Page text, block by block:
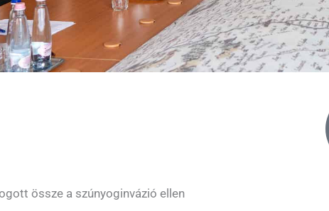
össze a szúnyoginvázió ellen